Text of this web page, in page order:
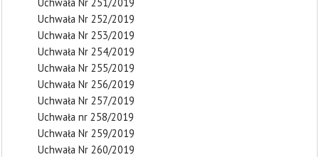
Uchwała Nr 252/2019
Uchwała Nr 253/2019
Uchwała Nr 254/2019
Uchwała Nr 255/2019
Uchwała Nr 256/2019
Uchwała Nr 257/2019
Uchwała nr 258/2019
Uchwała Nr 259/2019
Uchwała Nr 260/2019